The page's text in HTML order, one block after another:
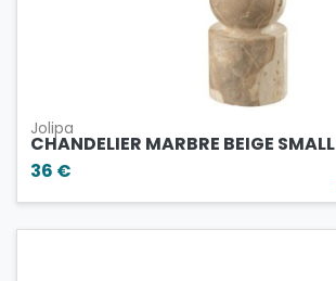
Jolipa
CHANDELIER MARBRE BEIGE SMALL
36 €